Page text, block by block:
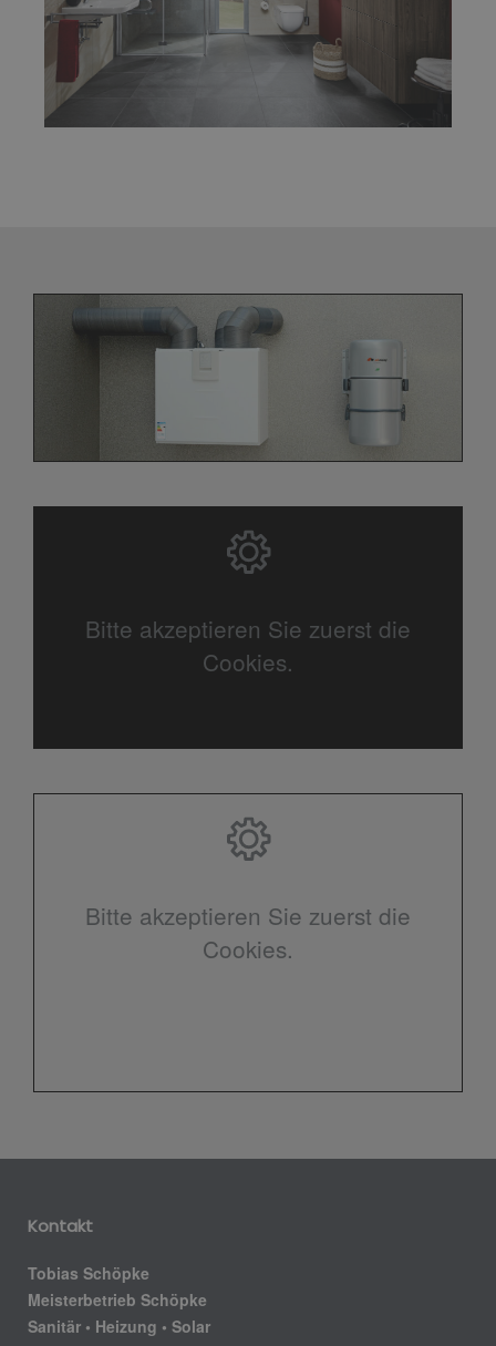
Bitte akzeptieren Sie zuerst die
Cookies.
Bitte akzeptieren Sie zuerst die
Cookies.
Kontakt
Tobias Schöpke
Meisterbetrieb Schöpke
Sanitär • Heizung • Solar